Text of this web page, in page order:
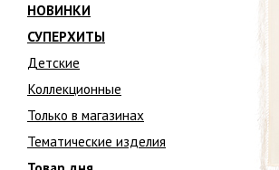
НОВИНКИ
СУПЕРХИТЫ
Детские
Коллекционные
Только в магазинах
Тематические изделия